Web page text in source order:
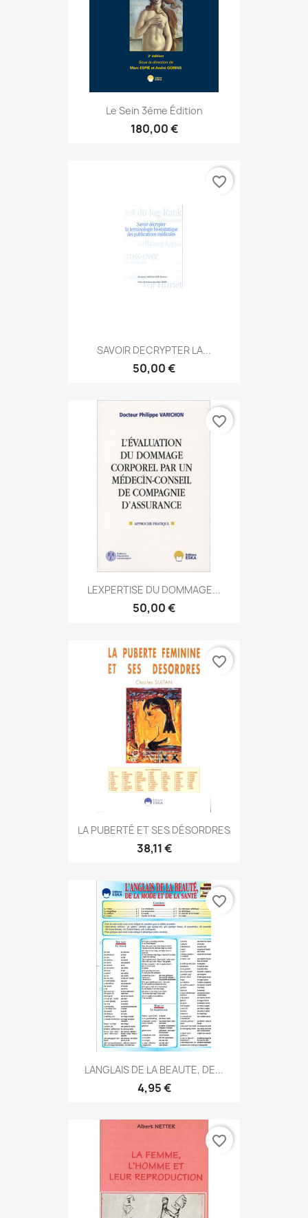
Le Sein 3ème Édition
180,00 €
SAVOIR DECRYPTER LA...
50,00 €
favorite_border
LEXPERTISE DU DOMMAGE...
50,00 €
favorite_border
LA PUBERTÉ ET SES DÉSORDRES
38,11 €
favorite_border
LANGLAIS DE LA BEAUTE, DE...
4,95 €
favorite_border
favorite_border